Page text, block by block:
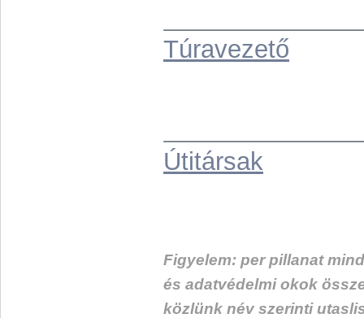
Túravezető
Útitársak
Figyelem: per pillanat
és adatvédelmi okok
közlünk név szerinti